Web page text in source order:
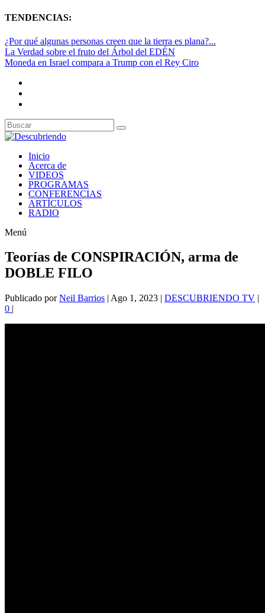
TENDENCIAS:
¿Por qué algunas personas creen que la tierra es plana?...
La Verdad sobre el fruto del Árbol del EDÉN
Moneda en Israel compara a Trump con el Rey Ciro
Inicio
Acerca de
VIDEOS
PROGRAMAS
CONFERENCIAS
ARTÍCULOS
RADIO
Menú
Teorías de CONSPIRACIÓN, arma de
DOBLE FILO
Publicado porNeil Barrios | Ago 1, 2023 | DESCUBRIENDO TV |
0 |